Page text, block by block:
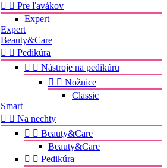
  Pre ľavákov
Expert
Expert
Beauty&Care
  Pedikúra
  Nástroje na pedikúru
  Nožnice
Classic
Smart
  Na nechty
  Beauty&Care
Beauty&Care
  Pedikúra